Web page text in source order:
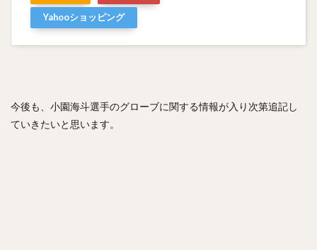
Yahooショッピング
今後も、小園海斗選手のグローブに関する情報が入り次第追記し
ていきたいと思います。